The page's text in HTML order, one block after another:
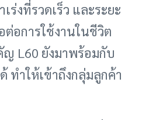
ร่งที่รวดเร็ว และระยะ
ต่อการใช้งานในชีวิต
L60 ยังมาพร้อมกับ
ทำให้เข้าถึงกลุ่มลูกค้า